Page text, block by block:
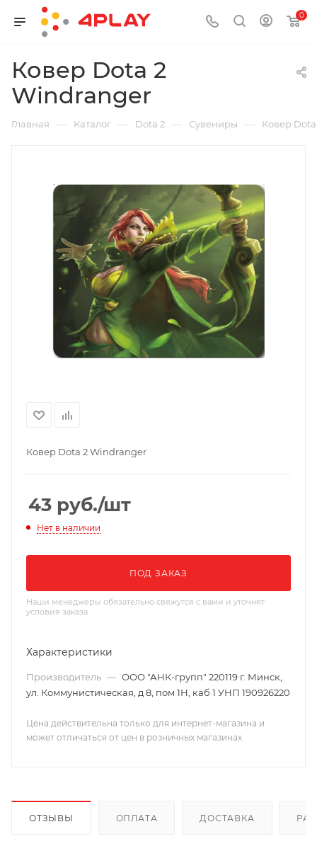
0
Ковер Dota 2
Windranger
Главная — Каталог — Dota 2 — Сувениры — Ковер
Ковер Dota 2 Windranger
43 руб./шт
Нет в наличии
ПОД ЗАКАЗ
Наши менеджеры обязательно свяжутся с вами и уточнят
условия заказа
Характеристики
Производитель — ООО "АНК-групп" 220119 г. Минск,
ул. Коммунистическая, д 8, пом 1Н, каб 1 УНП 190926220
Цена действительна только для интернет-магазина и
может отличаться от цен в розничных магазинах
ОТЗЫВЫ ОПЛАТА ДОСТАВКА